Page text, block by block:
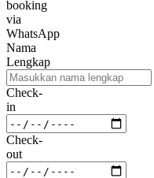
terpercaya
di
jantung
Kota
Pekanbaru
dengan
pelayanan
berkualitas
tinggi,
fasilitas
modern,
dan